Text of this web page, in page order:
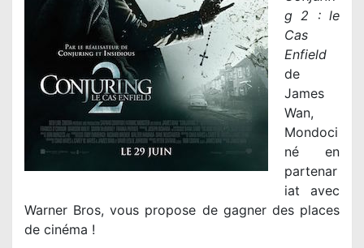
g 2 : le
Cas
Enfield
de
James
Wan,
Mondoci
né en
partenar
iat avec
Warner Bros, vous propose de gagner des places
de cinéma !